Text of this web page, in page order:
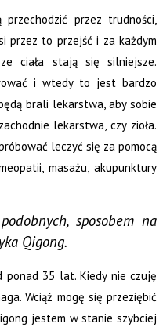
przechodzić przez trudności,
przez to przejść i za każdym
ciała stają się silniejsze.
i wtedy to jest bardzo
brali lekarstwa, aby sobie
lekarstwa, czy zioła.
leczyć się za pomocą
masażu, akupunktury
sposobem na
Qigong.
35 lat. Kiedy nie czuję
Wciąż mogę się przeziębić
jestem w stanie szybciej